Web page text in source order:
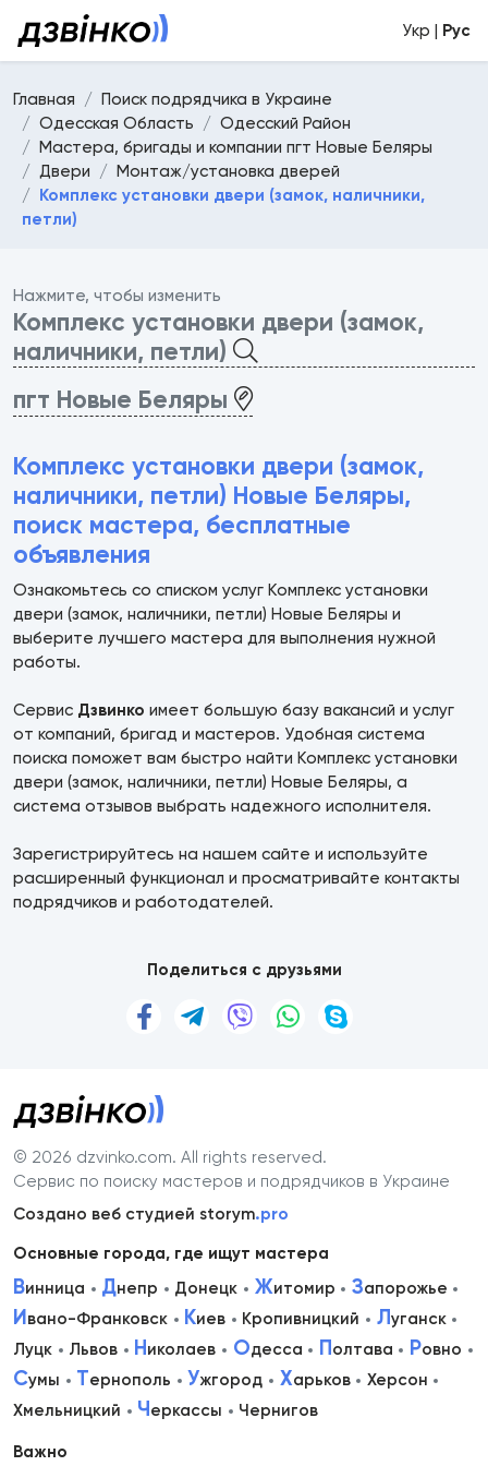
Укр | Рус
Главная
Поиск подрядчика в Украине
Одесская Область
Одесский Район
Мастера, бригады и компании пгт Новые Беляры
Двери
Монтаж/установка дверей
Комплекс установки двери (замок, наличники,
петли)
Нажмите, чтобы изменить
Комплекс установки двери (замок,
наличники, петли)
пгт Новые Беляры
Комплекс установки двери (замок,
наличники, петли) Новые Беляры,
поиск мастера, бесплатные
объявления
Ознакомьтесь со списком услуг Комплекс установки
двери (замок, наличники, петли) Новые Беляры и
выберите лучшего мастера для выполнения нужной
работы.
Сервис Дзвинко имеет большую базу вакансий и услуг
от компаний, бригад и мастеров. Удобная система
поиска поможет вам быстро найти Комплекс установки
двери (замок, наличники, петли) Новые Беляры, а
система отзывов выбрать надежного исполнителя.
Зарегистрируйтесь на нашем сайте и используйте
расширенный функционал и просматривайте контакты
подрядчиков и работодателей.
Поделиться с друзьями
© 2026 dzvinko.com. All rights reserved.
Сервис по поиску мастеров и подрядчиков в Украине
Создано веб студией storym.pro
Основные города, где ищут мастера
Винница Днепр Донецк Житомир Запорожье
Ивано-Франковск Киев Кропивницкий Луганск
Луцк
Львов Николаев Одесса Полтава Ровно
Сумы Тернополь Ужгород Харьков
Херсон
Хмельницкий
Черкассы Чернигов
Важно